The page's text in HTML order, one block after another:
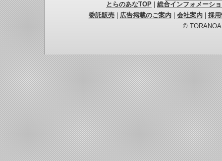
とらのあなTOP
総合インフォメーシ
委託販売| 広告掲載のご案内| 会社案内| 採
©